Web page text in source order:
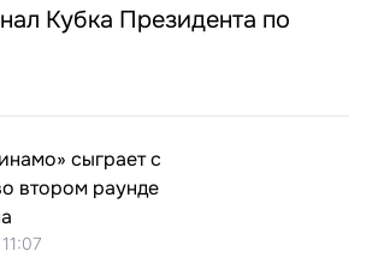
Кубка Президента по